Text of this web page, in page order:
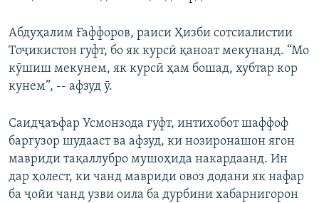
Абдуҳалим Ғаффоров, раиси Ҳизби сотсиалистии
Тоҷикистон гуфт, бо як курсӣ қаноат мекунанд. “Мо
кӯшиш мекунем, як курсӣ ҳам бошад, хубтар кор
кунем”, -- афзуд ӯ.
Саидҷаъфар Усмонзода гуфт, интихобот шаффоф
баргузор шудааст ва афзуд, ки нозиронашон ягон
мавриди тақаллубро мушоҳида накардаанд. Ин
дар ҳолест, ки чанд мавриди овоз додани як нафар
ба ҷойи чанд узви оила ба дурбини хабарнигорон